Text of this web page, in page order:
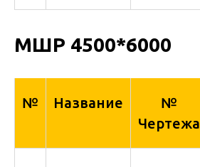
МШР 4500*6000
№ Название
№
Чертежа